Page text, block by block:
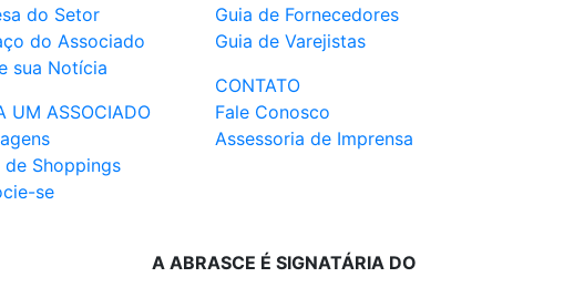
do Setor
do Associado
sua Notícia
UM ASSOCIADO
de Shoppings
se
Guia de Fornecedores
Guia de Varejistas
CONTATO
Fale Conosco
Assessoria de Imprensa
A ABRASCE É SIGNATÁRIA DO